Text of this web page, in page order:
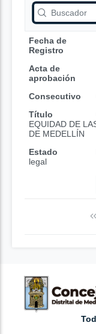
Fecha de
Registro
Acta de
aprobación
Consecutivo
Título
EQUIDAD DE
DE MEDELLÍN
Estado
legal